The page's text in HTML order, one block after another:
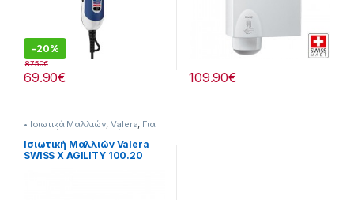
-20%
69.90€
87.50€
109.90€
• Ισιωτικά Μαλλιών,Valera, Για
τη Γυναίκα Προσωπική
Φροντίδα
Ισιωτική Μαλλιών Valera
SWISS X AGILITY 100.20